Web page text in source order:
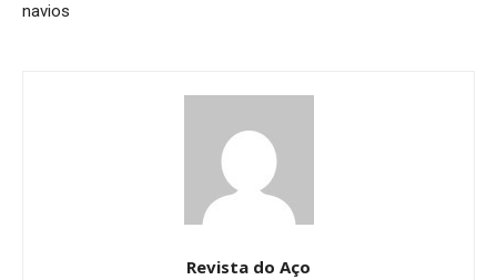
navios
Revista do Aço